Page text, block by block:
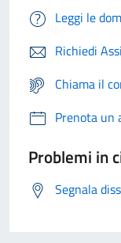
Leggi le
Richiedi
Chiama il
Prenota un
Problemi in
Segnala